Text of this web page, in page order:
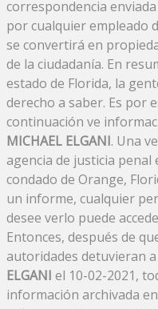
correspondencia
por cualquier empleado
se convertirá en
de la ciudadanía. En
estado de Florida, la
derecho a saber. Es por
continuación ve
MICHAEL ELGANI. Una
agencia de justicia penal
condado de Orange,
un informe, cualquier
desee verlo puede
Entonces, después de
autoridades detuvieran a
ELGANI el 10-02-2021,
información archivada